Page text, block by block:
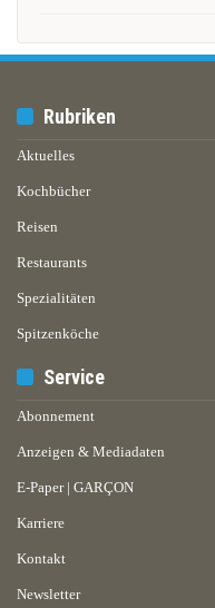
Rubriken
Aktuelles
Kochbücher
Reisen
Restaurants
Spezialitäten
Spitzenköche
Service
Abonnement
Anzeigen & Mediadaten
E-Paper | GARÇON
Karriere
Kontakt
Newsletter